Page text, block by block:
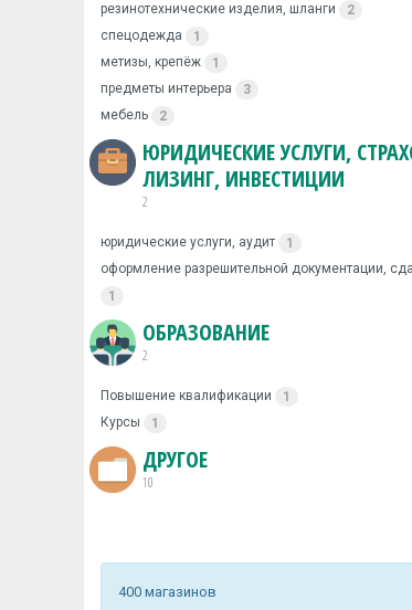
резинотехнические изделия, шланги
2
спецодежда
1
метизы, крепёж
1
предметы интерьера
3
мебель
2
ЮРИДИЧЕСКИЕ УСЛУГИ,
ЛИЗИНГ, ИНВЕСТИЦИИ
2
юридические услуги, аудит
1
оформление разрешительной документации,
1
ОБРАЗОВАНИЕ
2
Повышение квалификации
1
Курсы
1
ДРУГОЕ
10
400 магазинов